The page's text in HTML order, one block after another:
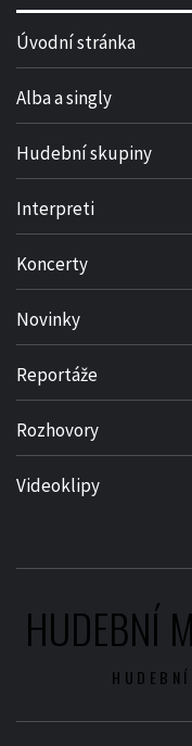
Úvodní stránka
Alba a singly
Hudební skupiny
Interpreti
Koncerty
Novinky
Reportáže
Rozhovory
Videoklipy
HUDEBNÍ